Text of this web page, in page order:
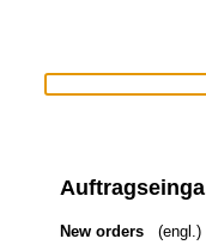
New orders
(engl.)